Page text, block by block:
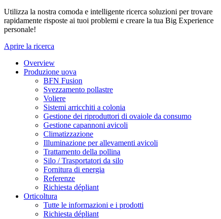
Utilizza la nostra comoda e intelligente ricerca soluzioni per trovare
rapidamente risposte ai tuoi problemi e creare la tua Big Experience
personale!
Aprire la ricerca
Overview
Produzione uova
BFN Fusion
Svezzamento pollastre
Voliere
Sistemi arricchiti a colonia
Gestione dei riproduttori di ovaiole da consumo
Gestione capannoni avicoli
Climatizzazione
Illuminazione per allevamenti avicoli
Trattamento della pollina
Silo / Trasportatori da silo
Fornitura di energia
Referenze
Richiesta dépliant
Orticoltura
Tutte le informazioni e i prodotti
Richiesta dépliant